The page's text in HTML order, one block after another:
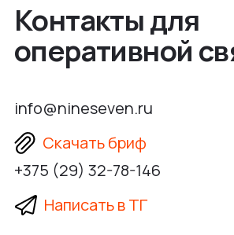
Оставить заявку
Кейсы
Компания
О нас
Преимущества
Контакты для
оперативной
info@nineseven.ru
Скачать бриф
+375 (29) 32-78-146
Написать в ТГ